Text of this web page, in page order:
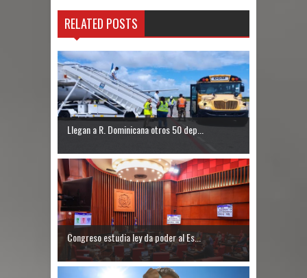
foro “Reserva tu Capital”
Hombre muere tras ser atacado con
agua caliente mientras dormía en
local de Samaná
matar a su esposa y suegra
Nuevas zonas francas en la RD
generarán más de 8 mil empleos
Senado RD aprueba de urgencia
RELATED POSTS
Llegan a R. Dominicana otros 50 dep...
Congreso estudia ley da poder al Es...